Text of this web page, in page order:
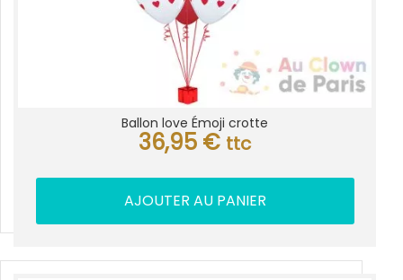
Ballon love Émoji crotte
36,95 € ttc
AJOUTER AU PANIER